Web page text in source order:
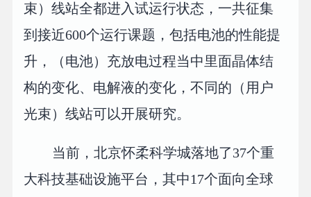
束）线站全都进入试运行状态，一共征集
到接近600个运行课题，包括电池的性能提
升，（电池）充放电过程当中里面晶体结
构的变化、电解液的变化，不同的（用户
光束）线站可以开展研究。
当前，北京怀柔科学城落地了37个重
大科技基础设施平台，其中17个面向全球